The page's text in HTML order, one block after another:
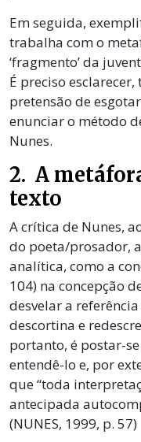
Em seguida,
trabalha com o
‘fragmento’ da
É preciso
pretensão de
enunciar o método
Nunes.
2. A
texto
A crítica de Nunes,
do poeta/prosador,
analítica, como a
104) na concepção
desvelar a
descortina e
portanto, é postar-
entendê-lo e, por
que “toda
antecipada
(NUNES, 1999, p. 57)